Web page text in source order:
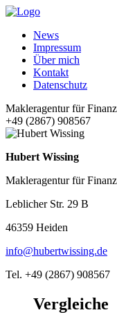
News
Impressum
Über mich
Kontakt
Datenschutz
Makleragentur für
+49 (2867) 908567
Hubert Wissing
Makleragentur für
Leblicher Str. 29 B
46359 Heiden
info@hubertwissing.de
Tel. +49 (2867) 908567
Vergleiche